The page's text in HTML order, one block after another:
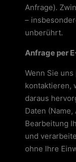
Anfrage).
–
unberührt.
Anfrage per
Wenn Sie
kontaktieren,
daraus
Daten
Bearbeitung
und
ohne Ihre